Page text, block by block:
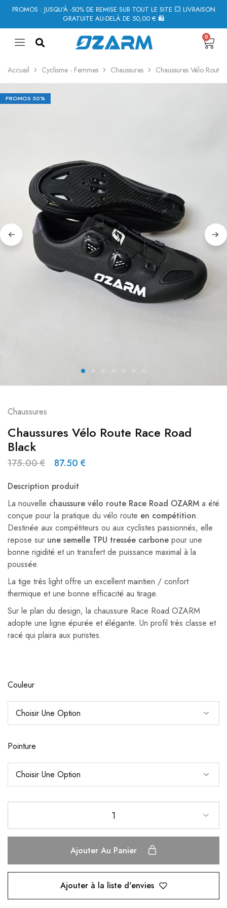
PROMOS : JUSQU'À -50% DE REMISE SUR TOUT LE SITE 💥 LIVRAISON
GRATUITE AU-DELÀ DE 50,00 € 🛍
0
Accueil Cyclisme - Femmes Chaussures Chaussures Vélo Route
PROMOS 50%
Chaussures
Chaussures Vélo Route Race Road
Black
175.00€ 87.50 €
Description produit
La nouvelle chaussure vélo route Race Road OZARM a été
conçue pour la pratique du vélo route en compétition.
Destinée aux compétiteurs ou aux cyclistes passionnés, elle
repose sur une semelle TPU tressée carbone pour une
bonne rigidité et un transfert de puissance maximal à la
poussée.
La tige très light offre un excellent maintien / confort
thermique et une bonne efficacité au tirage.
Sur le plan du design, la chaussure Race Road OZARM
adopte une ligne épurée et élégante. Un profil très classe et
racé qui plaira aux puristes.
Couleur
Pointure
1
Ajouter Au Panier
Ajouter à la liste d'envies